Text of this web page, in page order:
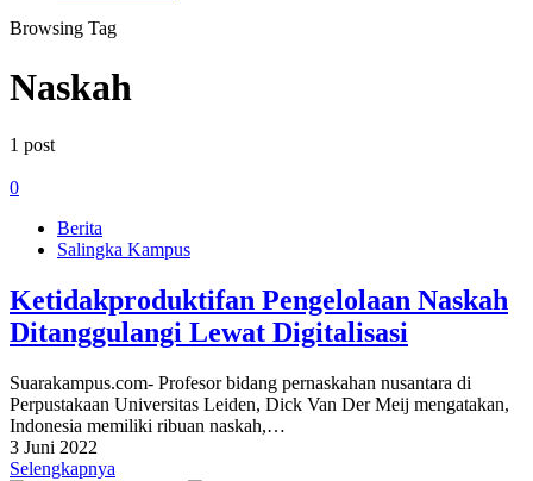
Browsing Tag
Naskah
1 post
0
Berita
Salingka Kampus
Ketidakproduktifan Pengelolaan Naskah
Ditanggulangi Lewat Digitalisasi
Suarakampus.com- Profesor bidang pernaskahan nusantara di
Perpustakaan Universitas Leiden, Dick Van Der Meij mengatakan,
Indonesia memiliki ribuan naskah,…
3 Juni 2022
Selengkapnya